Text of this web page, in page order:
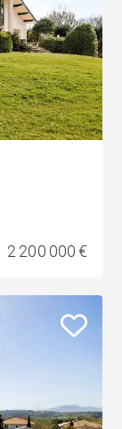
2 200 000 €